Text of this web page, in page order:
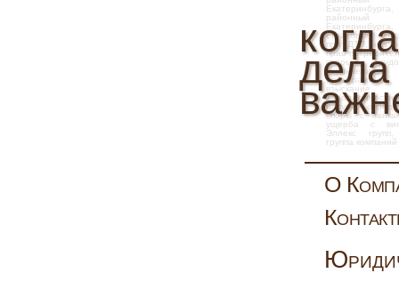
когда
дела
слов
страховка,
при ДТП, иск
прав
споры,
увольнение,
взыскание
натуре,
споры с
ущерба с
Эллекс
групп
группа компаний
О